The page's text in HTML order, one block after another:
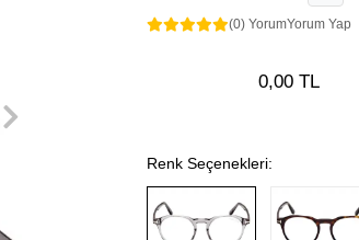
(0) YorumYorum Yap
0,00 TL
Renk Seçenekleri: